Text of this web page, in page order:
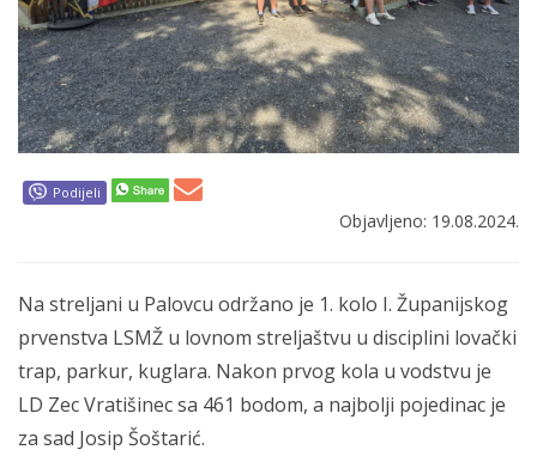
Podijeli
Objavljeno: 19.08.2024.
Na streljani u Palovcu održano je 1. kolo I. Županijskog
prvenstva LSMŽ u lovnom streljaštvu u disciplini lovački
trap, parkur, kuglara. Nakon prvog kola u vodstvu je
LD Zec Vratišinec sa 461 bodom, a najbolji pojedinac je
za sad Josip Šoštarić.